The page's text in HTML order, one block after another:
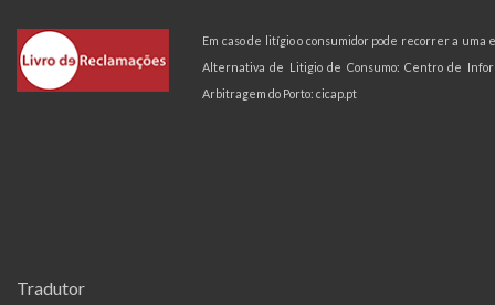
Em caso de litígio o consumidor pode recorrer a uma
Alternativa de Litigio de Consumo: Centro de
Arbitragem do Porto: cicap.pt
Tradutor